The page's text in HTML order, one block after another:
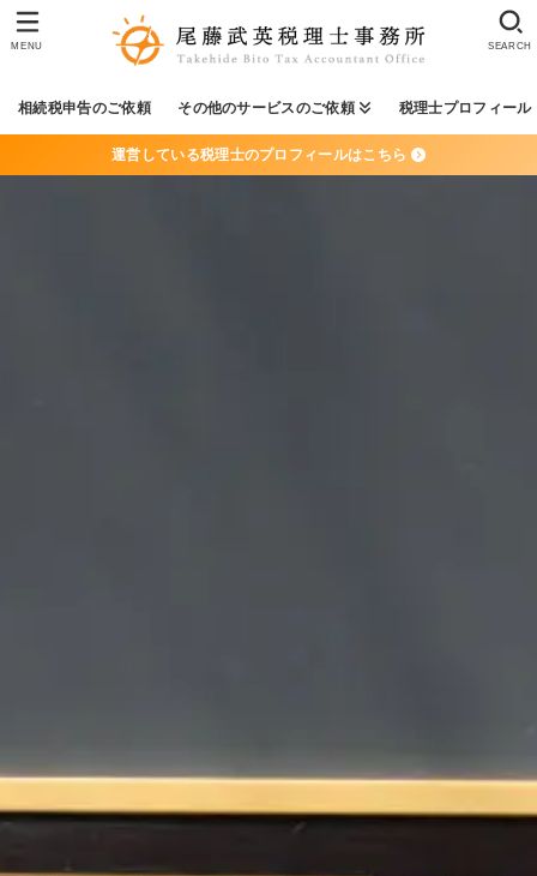
相続税申告のご依頼 その他のサービスのご依頼 税理士プロフィール
SEARCH
MENU
運営している税理士のプロフィールはこちら